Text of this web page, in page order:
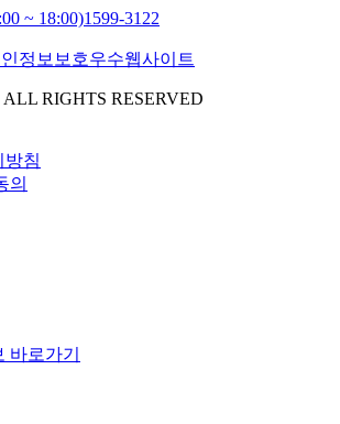
~ 18:00)1599-3122
RIGHTS RESERVED
방침
의
바로가기